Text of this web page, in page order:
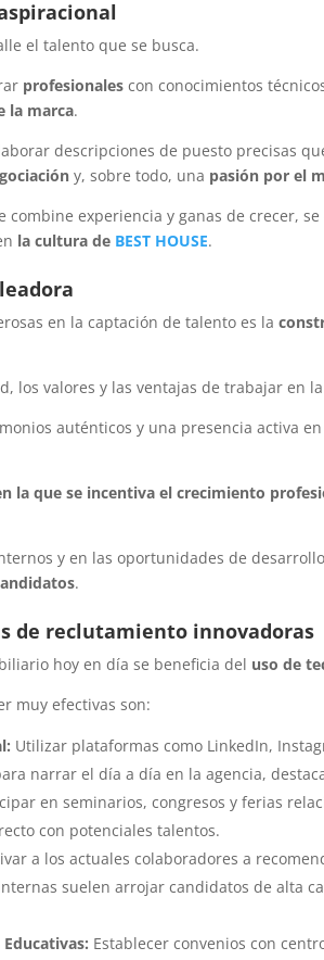
el talento que se busca.
profesionales con conocimientos
la marca.
descripciones de puesto precisas
y, sobre todo, una pasión por el
experiencia y ganas de crecer,
la cultura de BEST HOUSE.
en la captación de talento es la
los valores y las ventajas de trabajar en
auténticos y una presencia activa
la que se incentiva el crecimiento
y en las oportunidades de
.
de reclutamiento innovadoras
hoy en día se beneficia del uso de
muy efectivas son:
Utilizar plataformas como LinkedIn,
narrar el día a día en la agencia,
en seminarios, congresos y ferias
con potenciales talentos.
a los actuales colaboradores a
suelen arrojar candidatos de alta
Establecer convenios con